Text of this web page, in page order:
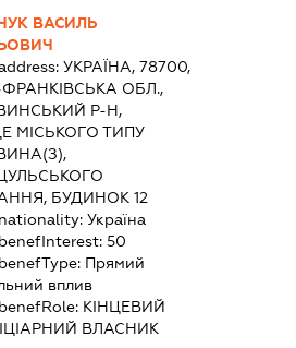
ВАСИЛЬ
УКРАЇНА, 78700,
ОБЛ.,
Р-Н,
МІСЬКОГО ТИПУ
БУДИНОК 12
Україна
50
Прямий
вплив
КІНЦЕВИЙ
ВЛАСНИК